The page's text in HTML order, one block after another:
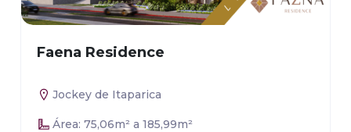
Faena Residence
Jockey de Itaparica
Área: 75,06m² a 185,99m²